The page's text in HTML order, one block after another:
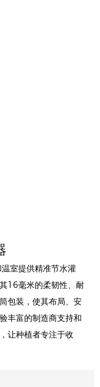
室提供精准节水灌
16毫米的柔韧性、耐
包装，使其布局、安
丰富的制造商支持和
让种植者专注于收